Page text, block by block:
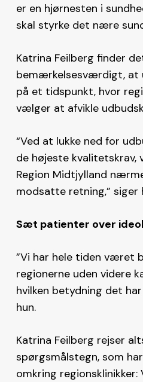
er en hjørnesten i
skal styrke det nære
Katrina Feilberg finder
bemærkelsesværdigt, at
på et tidspunkt, hvor
vælger at afvikle
“Ved at lukke ned for
de højeste kvalitetskrav,
Region Midtjylland
modsatte retning,” siger
Sæt patienter over
”Vi har hele tiden været
regionerne uden videre
hvilken betydning det
hun.
Katrina Feilberg rejser
spørgsmålstegn, som
omkring